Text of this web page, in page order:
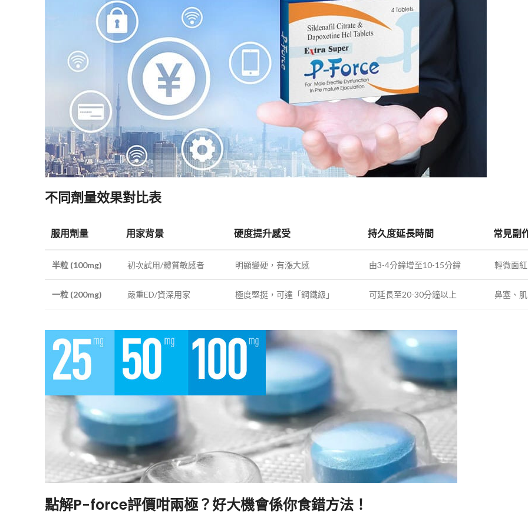
不同劑量效果對比表
服用劑量 用家背景 硬度提升感受 持久度延長時間 常見副
半粒 (100mg) 初次試用/體質敏感者 明顯變硬，有漲大感 由3-4分鐘增至10-15分鐘 輕微面
一粒 (200mg) 嚴重ED/資深用家 極度堅挺，可達「鋼鐵級」 可延長至20-30分鐘以上 鼻塞、
點解P-force評價咁兩極？好大機會係你食錯方法！